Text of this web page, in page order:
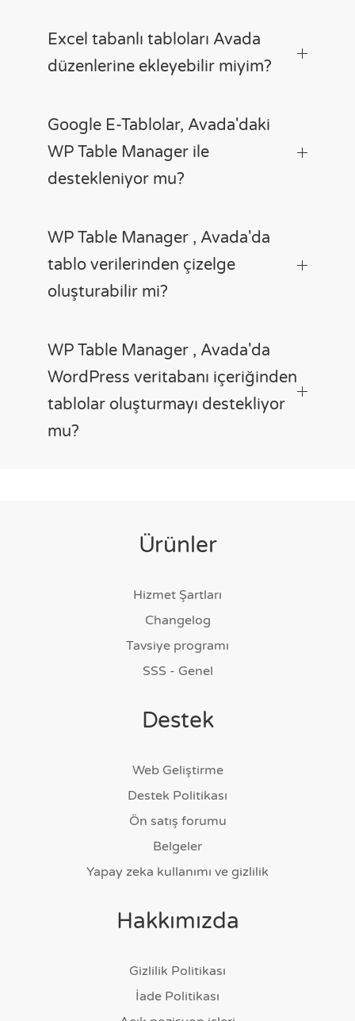
Excel tabanlı tabloları Avada
düzenlerine ekleyebilir miyim?
Google E-Tablolar, Avada'daki
WP Table Manager ile
destekleniyor mu?
WP Table Manager , Avada'da
tablo verilerinden çizelge
oluşturabilir mi?
WP Table Manager , Avada'da
WordPress veritabanı içeriğinden
tablolar oluşturmayı destekliyor
mu?
Ürünler
Hizmet Şartları
Changelog
Tavsiye programı
SSS - Genel
Destek
Web Geliştirme
Destek Politikası
Ön satış forumu
Belgeler
Yapay zeka kullanımı ve gizlilik
Hakkımızda
Gizlilik Politikası
İade Politikası